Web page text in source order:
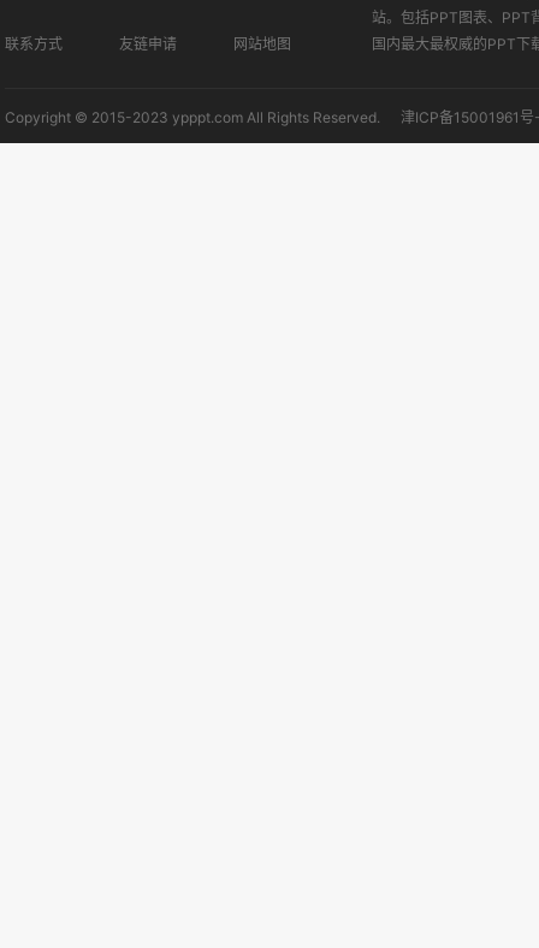
联系方式 友链申请 网站地图
站。包括PPT图表、PPT
国内最大最权威的PPT下
Copyright © 2015-2023 ypppt.com All Rights Reserved. 津ICP备15001961号